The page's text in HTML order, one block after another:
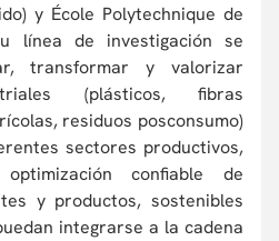
y École Polytechnique de
línea de investigación se
transformar y valorizar
(plásticos, fibras
residuos posconsumo)
sectores productivos,
confiable de
y productos, sostenibles
integrarse a la cadena